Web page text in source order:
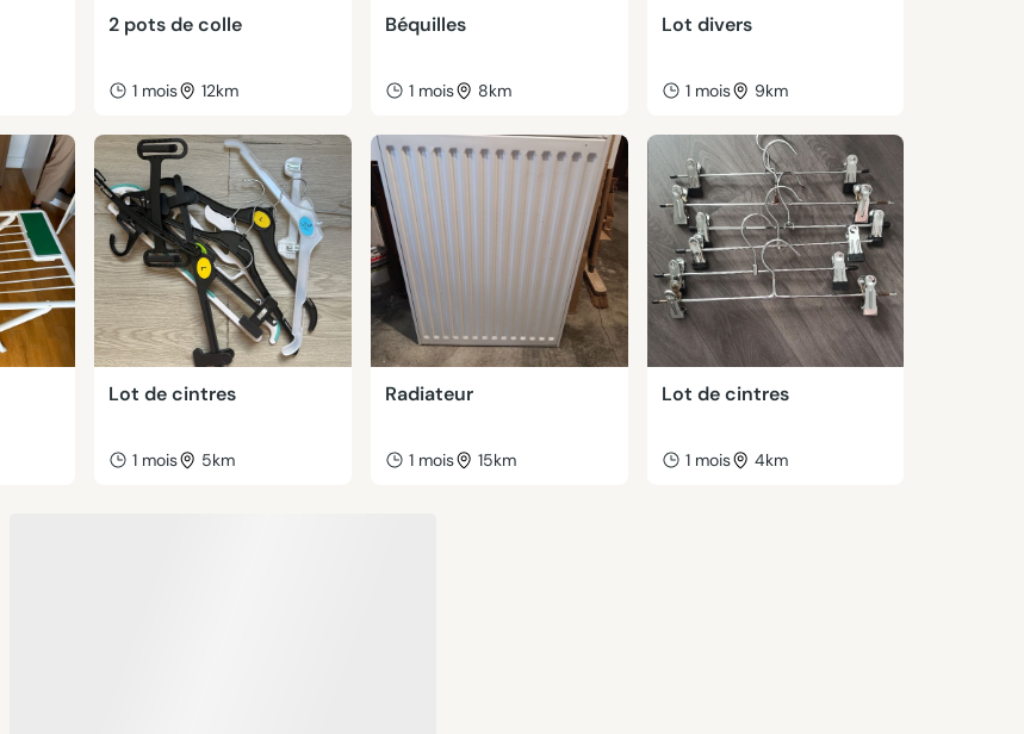
2 pots de colle
1 mois 12km
Béquilles
1 mois 8km
Lot divers
1 mois 9km
Lot de cintres
1 mois 5km
Radiateur
1 mois 15km
Lot de cintres
1 mois 4km